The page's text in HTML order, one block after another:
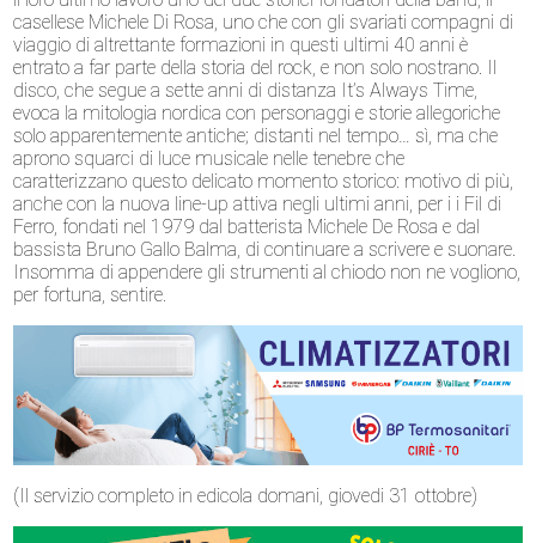
casellese Michele Di Rosa, uno che con gli svariati compagni di
viaggio di altrettante formazioni in questi ultimi 40 anni è
entrato a far parte della storia del rock, e non solo nostrano. Il
disco, che segue a sette anni di distanza It’s Always Time,
evoca la mitologia nordica con personaggi e storie allegoriche
solo apparentemente antiche; distanti nel tempo… sì, ma che
aprono squarci di luce musicale nelle tenebre che
caratterizzano questo delicato momento storico: motivo di più,
anche con la nuova line-up attiva negli ultimi anni, per i i Fil di
Ferro, fondati nel 1979 dal batterista Michele De Rosa e dal
bassista Bruno Gallo Balma, di continuare a scrivere e suonare.
Insomma di appendere gli strumenti al chiodo non ne vogliono,
per fortuna, sentire.
(Il servizio completo in edicola domani, giovedi 31 ottobre)